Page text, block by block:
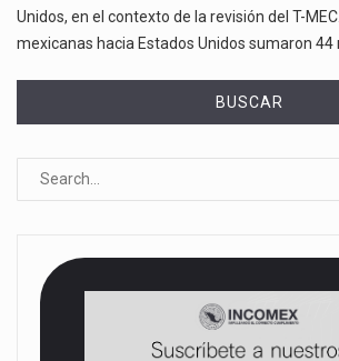
Unidos, en el contexto de la revisión del T-
mexicanas hacia Estados Unidos sumaron 44
BUSCAR